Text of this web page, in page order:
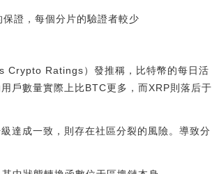
證，每個分片的驗證者較少
Crypto Ratings）發推稱，比特幣的每日活
戶數量實際上比BTC更多，而XRP則落后于
達成一致，則存在社區分裂的風險。導致分